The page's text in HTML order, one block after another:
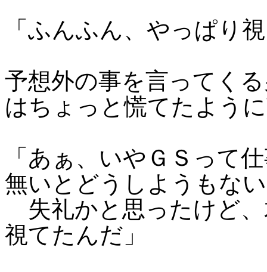
「ふんふん、やっぱり
予想外の事を言ってく
はちょっと慌てたよう
「あぁ、いやＧＳって
無いとどうしようもな
失礼かと思ったけど
視てたんだ」